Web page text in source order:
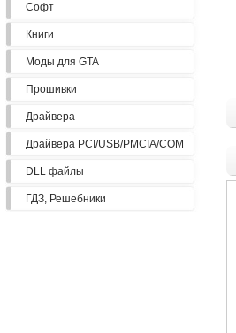
Софт
Книги
Моды для GTA
Прошивки
Драйвера
Драйвера PCI/USB/PMCIA/COM
DLL файлы
ГДЗ, Решебники